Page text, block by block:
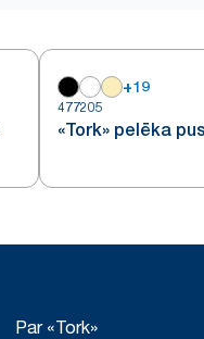
+19
477205
«Tork» pelēka
Par «Tork»